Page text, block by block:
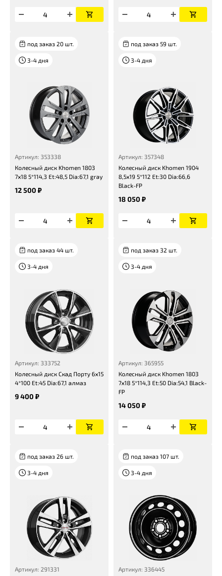
под заказ 20 шт.
3-4 дня
Артикул: 353338
Колесный диск Khomen 1803
7x18 5*114,3 Et:48,5 Dia:67,1 gray
12 500 ₽
под заказ 59 шт.
3-4 дня
Артикул: 357348
Колесный диск Khomen 1904
8,5x19 5*112 Et:30 Dia:66,6
Black-FP
18 050 ₽
под заказ 44 шт.
3-4 дня
Артикул: 333752
Колесный диск Скад Порту 6x15
4*100 Et:45 Dia:67,1 алмаз
9 400 ₽
под заказ 32 шт.
3-4 дня
Артикул: 365955
Колесный диск Khomen 1803
7x18 5*114,3 Et:50 Dia:54,1 Black-
FP
14 050 ₽
под заказ 26 шт.
3-4 дня
Артикул: 291331
под заказ 107 шт.
3-4 дня
Артикул: 336445